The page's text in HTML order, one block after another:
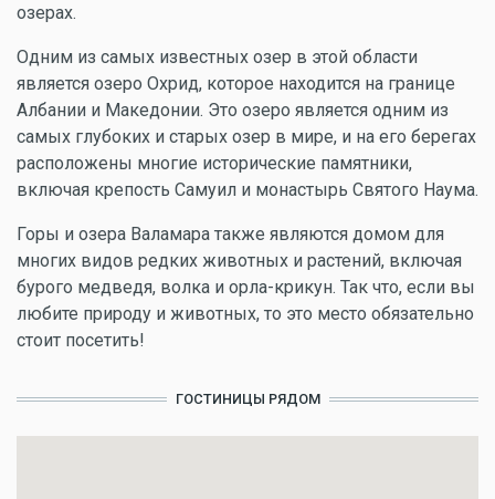
озерах.
Одним из самых известных озер в этой области
является озеро Охрид, которое находится на границе
Албании и Македонии. Это озеро является одним из
самых глубоких и старых озер в мире, и на его берегах
расположены многие исторические памятники,
включая крепость Самуил и монастырь Святого Наума.
Горы и озера Валамара также являются домом для
многих видов редких животных и растений, включая
бурого медведя, волка и орла-крикун. Так что, если вы
любите природу и животных, то это место обязательно
стоит посетить!
ГОСТИНИЦЫ РЯДОМ